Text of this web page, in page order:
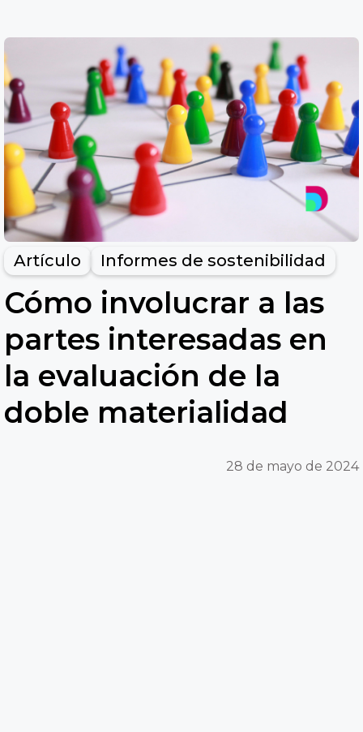
Artículo Informes de sostenibilidad
Cómo involucrar a las
partes interesadas en
la evaluación de la
doble materialidad
28 de mayo de 2024